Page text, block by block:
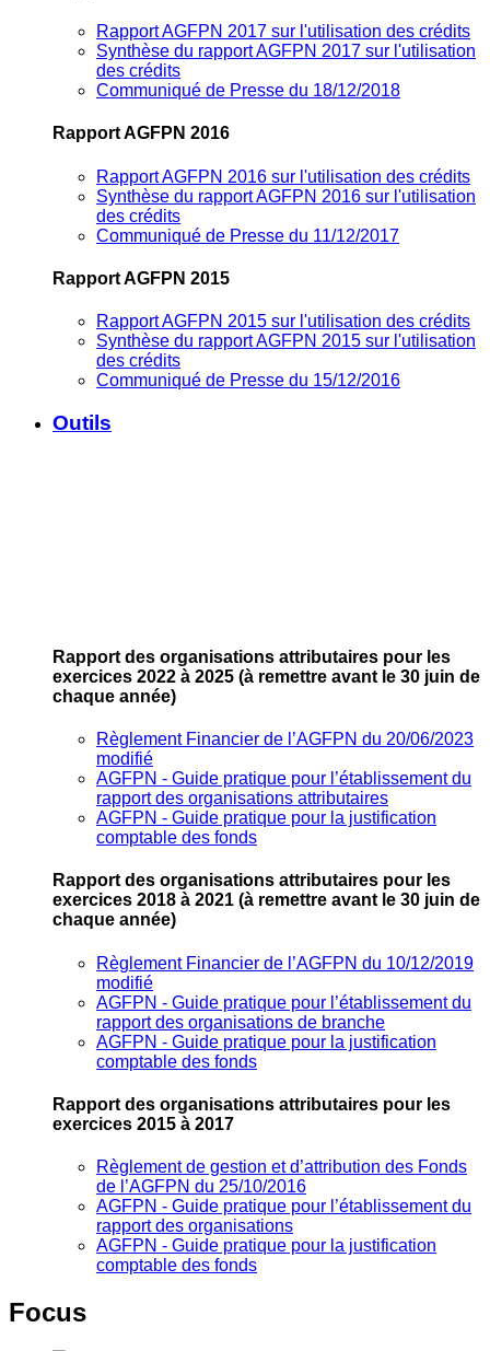
Rapport AGFPN 2017 sur l'utilisation des crédits
Synthèse du rapport AGFPN 2017 sur l'utilisation
des crédits
Communiqué de Presse du 18/12/2018
Rapport AGFPN 2016
Rapport AGFPN 2016 sur l'utilisation des crédits
Synthèse du rapport AGFPN 2016 sur l'utilisation
des crédits
Communiqué de Presse du 11/12/2017
Rapport AGFPN 2015
Rapport AGFPN 2015 sur l'utilisation des crédits
Synthèse du rapport AGFPN 2015 sur l'utilisation
des crédits
Communiqué de Presse du 15/12/2016
Outils
Rapport des organisations attributaires pour les
exercices 2022 à 2025 (à remettre avant le 30 juin de
chaque année)
Règlement Financier de l’AGFPN du 20/06/2023
modifié
AGFPN ‐ Guide pratique pour l’établissement du
rapport des organisations attributaires
AGFPN ‐ Guide pratique pour la justification
comptable des fonds
Rapport des organisations attributaires pour les
exercices 2018 à 2021 (à remettre avant le 30 juin de
chaque année)
Règlement Financier de l’AGFPN du 10/12/2019
modifié
AGFPN ‐ Guide pratique pour l’établissement du
rapport des organisations de branche
AGFPN ‐ Guide pratique pour la justification
comptable des fonds
Rapport des organisations attributaires pour les
exercices 2015 à 2017
Règlement de gestion et d’attribution des Fonds
de l’AGFPN du 25/10/2016
AGFPN ‐ Guide pratique pour l’établissement du
rapport des organisations
AGFPN ‐ Guide pratique pour la justification
comptable des fonds
Focus